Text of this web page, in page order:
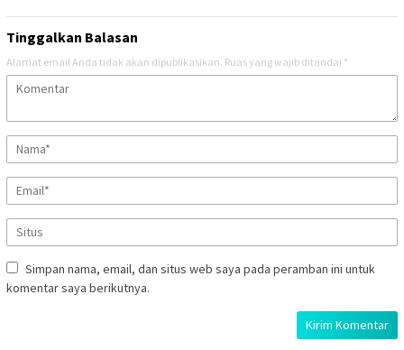
Tinggalkan Balasan
Alamat email Anda tidak akan dipublikasikan. Ruas yang wajib ditandai *
Simpan nama, email, dan situs web saya pada peramban ini untuk
komentar saya berikutnya.